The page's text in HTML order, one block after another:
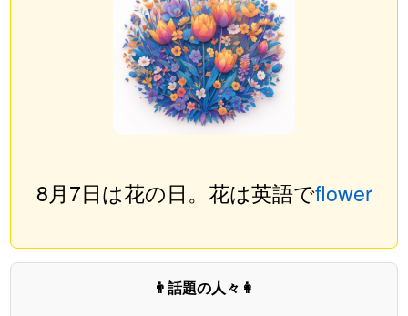
8月7日は花の日。花は英語でflower
👨話題の人々👩